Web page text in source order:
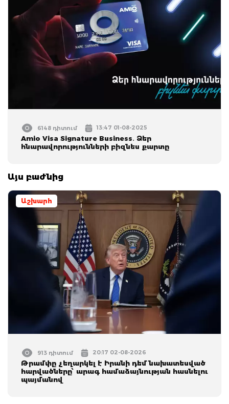
6148 դիտում 13:47 01-08-2025
Amio Visa Signature Business․ Ձեր
հնարավորությունների բիզնես քարտը
Այս բաժնից
Աշխարհ
913 դիտում 20:17 02-08-2026
Թրամփը չեղարկել է Իրանի դեմ նախատեսված
հարվածները՝ արագ համաձայնության հասնելու
պայմանով